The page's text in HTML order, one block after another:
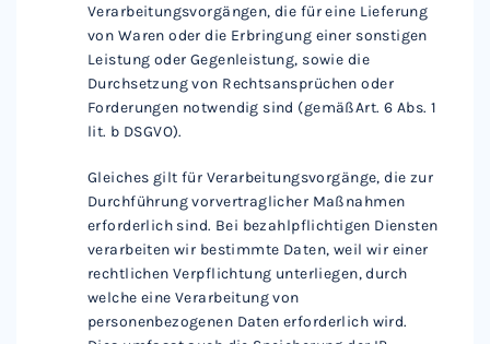
Verarbeitungsvorgängen, die für eine Lieferung
von Waren oder die Erbringung einer sonstigen
Leistung oder Gegenleistung, sowie die
Durchsetzung von Rechtsansprüchen oder
Forderungen notwendig sind (gemäßArt. 6 Abs. 1
lit. b DSGVO).
Gleiches gilt für Verarbeitungsvorgänge, die zur
Durchführung vorvertraglicher Maßnahmen
erforderlich sind. Bei bezahlpflichtigen Diensten
verarbeiten wir bestimmte Daten, weil wir einer
rechtlichen Verpflichtung unterliegen, durch
welche eine Verarbeitung von
personenbezogenen Daten erforderlich wird.